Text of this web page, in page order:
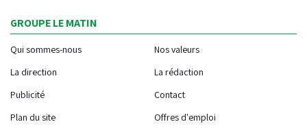
GROUPE LE MATIN
Qui sommes-nous
Nos valeurs
La direction
La rédaction
Publicité
Contact
Plan du site
Offres d'emploi